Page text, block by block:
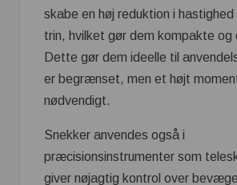
skabe en høj reduktion i
trin, hvilket gør dem kompakte og
Dette gør dem ideelle til
er begrænset, men et højt
nødvendigt.
Snekker anvendes også i
præcisionsinstrumenter som
giver nøjagtig kontrol over